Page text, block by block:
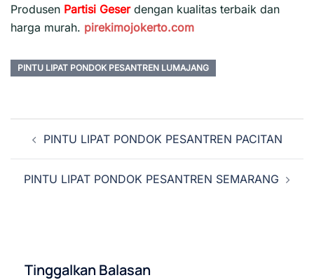
Produsen Partisi Geser dengan kualitas terbaik dan
harga murah. pirekimojokerto.com
PINTU LIPAT PONDOK PESANTREN LUMAJANG
Navigasi
TulisanPINTU LIPAT PONDOK PESANTREN PACITAN
PINTU LIPAT PONDOK PESANTREN SEMARANG
Tinggalkan Balasan